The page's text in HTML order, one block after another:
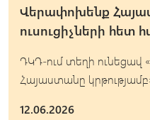
Վերափոխենք
ուսուցիչների հետ
ԴԿԴ-ում տեղի ունեցավ
Հայաստանը
12.06.2026